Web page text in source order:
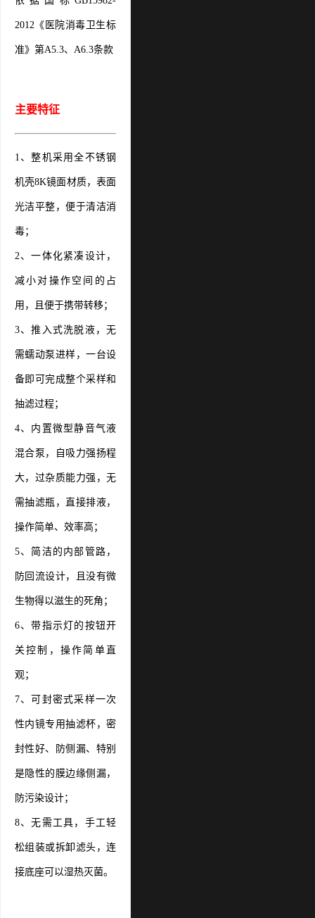
2012《医院消毒卫生标
准》第A5.3、A6.3条款
主要特征
1、整机采用全不锈钢
机壳8K镜面材质，表面
光洁平整，便于清洁消
毒；
2、一体化紧凑设计，
减小对操作空间的占
用，且便于携带转移；
3、推入式洗脱液，无
需蠕动泵进样，一台设
备即可完成整个采样和
抽滤过程；
4、内置微型静音气液
混合泵，自吸力强扬程
大，过杂质能力强，无
需抽滤瓶，直接排液，
操作简单、效率高；
5、简洁的内部管路，
防回流设计，且没有微
生物得以滋生的死角；
6、带指示灯的按钮开
关控制，操作简单直
观；
7、可封密式采样一次
性内镜专用抽滤杯，密
封性好、防侧漏、特别
是隐性的膜边缘侧漏，
防污染设计；
8、无需工具，手工轻
松组装或拆卸滤头，连
接底座可以湿热灭菌。